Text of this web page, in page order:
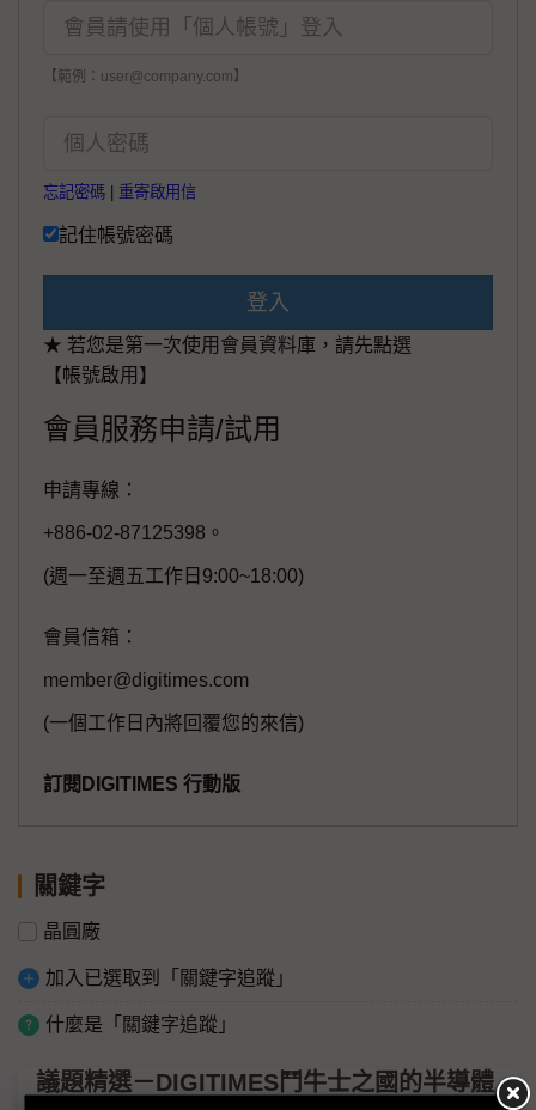
【範例：user@company.com】
忘記密碼 重寄啟用信
記住帳號密碼
登入
★ 若您是第一次使用會員資料庫，請先點選
【帳號啟用】
會員服務申請/試用
申請專線：
+886-02-87125398。
(週一至週五工作日9:00~18:00)
會員信箱：
member@digitimes.com
(一個工作日內將回覆您的來信)
訂閱DIGITIMES 行動版
關鍵字
晶圓廠
加入已選取到「關鍵字追蹤」
什麼是「關鍵字追蹤」
議題精選－DIGITIMES鬥牛士之國的半導體